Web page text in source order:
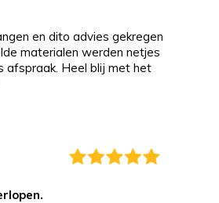
en dito advies gekregen
materialen werden netjes
afspraak. Heel blij met het